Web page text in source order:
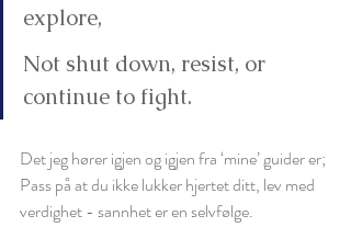
explore,
Not shut down, resist, or
continue to fight.
Det jeg hører igjen og igjen fra ‘mine’ guider er;
Pass på at du ikke lukker hjertet ditt, lev med
verdighet - sannhet er en selvfølge.